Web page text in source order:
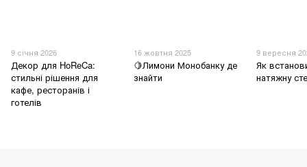
9 січня 2026
Декор для HoReCa:
стильні рішення для
кафе, ресторанів і
готелів
16 жовтня 2025
🍋Лимони Монобанку де
знайти
9 вересня
Як
натяжну